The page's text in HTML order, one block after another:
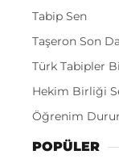
Tabip Sen
Taşeron Son
Türk Tabipler
Hekim Birliği
Öğrenim
POPÜLER